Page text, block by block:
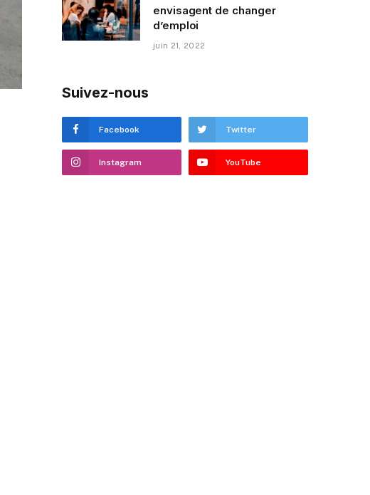
envisagent de changer
d’emploi
juin 21, 2022
Suivez-nous
Facebook Twitter
Instagram YouTube